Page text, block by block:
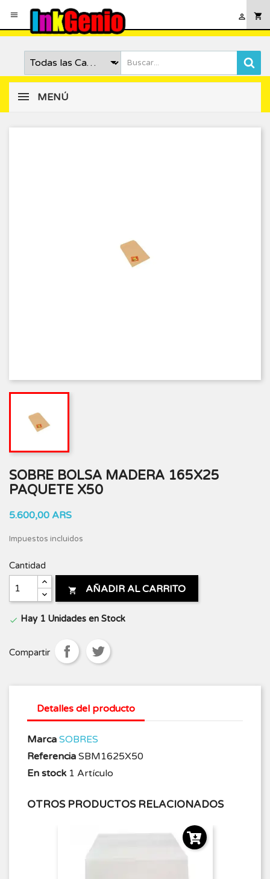
 shopping_cart

MENÚ
SOBRE BOLSA MADERA 165X25
PAQUETE X50
5.600,00 ARS
Impuestos incluidos
Cantidad
 AÑADIR AL CARRITO
 Hay 1 Unidades en Stock
Compartir
Detalles del producto
Marca SOBRES
Referencia SBM1625X50
En stock 1 Artículo
OTROS PRODUCTOS RELACIONADOS